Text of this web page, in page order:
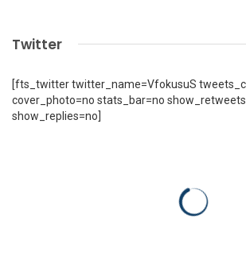
Twitter
[fts_twitter twitter_name=VfokusuS
cover_photo=no stats_bar=no
show_replies=no]